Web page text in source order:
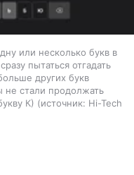
или несколько букв в
пытаться отгадать
других букв
стали продолжать
К)
источник: Hi-Tech